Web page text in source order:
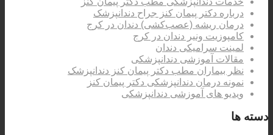
درباره دکتر پیمان کنز جراح دندانپزشک
درمان ریشه (عصب‌کشی) دندان در کرج
کامپوزیت ونیر دندان در کرج
لمینت سرامیکی دندان
مقالات آموزشی دندانپزشکی
نظر بیماران مطب دکتر پیمان کنز دندانپزشک
نمونه درمان دندانپزشکی دکتر پیمان کنز
ویدیو های آموزشی دندانپزشکی
دسته ها